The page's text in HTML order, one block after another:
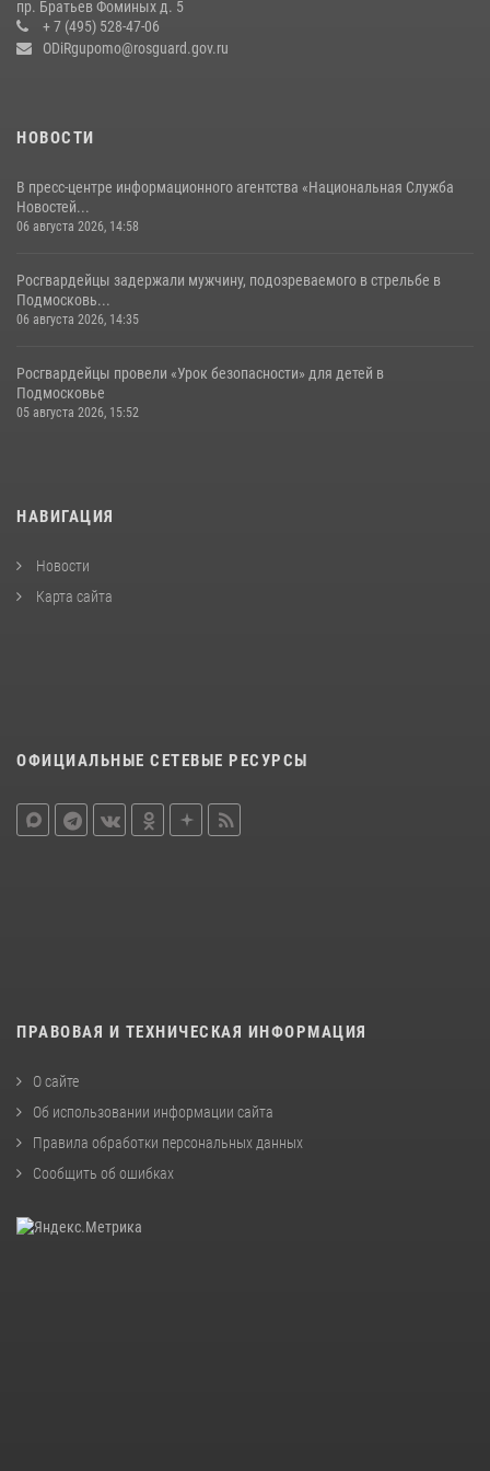
14 июля 2026, 15:13
пр. Братьев Фоминых д. 5
+ 7 (495) 528-47-06
ODiRgupomo@rosguard.gov.ru
НОВОСТИ
В пресс-центре информационного агентства «Национальная Служба
Новостей...
06 августа 2026, 14:58
Росгвардейцы задержали мужчину, подозреваемого в стрельбе в
Подмосковь...
06 августа 2026, 14:35
Росгвардейцы провели «Урок безопасности» для детей в
Подмосковье
05 августа 2026, 15:52
НАВИГАЦИЯ
Новости
Карта сайта
ОФИЦИАЛЬНЫЕ СЕТЕВЫЕ РЕСУРСЫ
ПРАВОВАЯ И ТЕХНИЧЕСКАЯ ИНФОРМАЦИЯ
О сайте
Об использовании информации сайта
Правила обработки персональных данных
Сообщить об ошибках